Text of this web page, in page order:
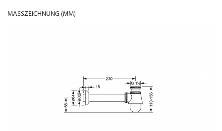
MASSZEICHNUNG (MM)